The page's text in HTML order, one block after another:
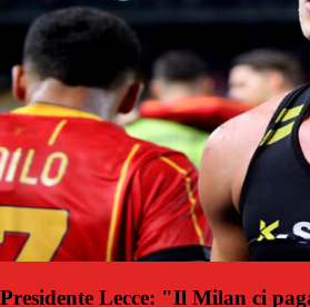
Presidente Lecce: "Il Milan ci